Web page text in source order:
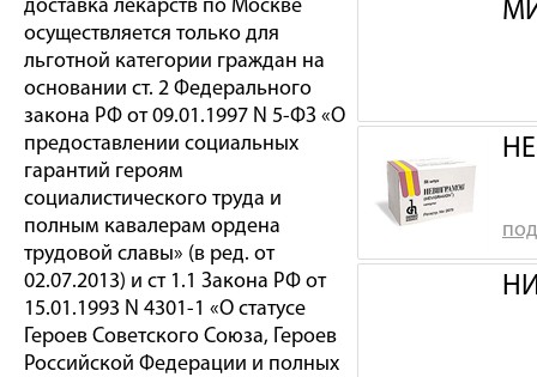
доставка лекарств по Москве
осуществляется только для
льготной категории граждан на
основании ст. 2 Федерального
закона РФ от 09.01.1997 N 5-ФЗ «О
предоставлении социальных
гарантий героям
социалистического труда и
полным кавалерам ордена
трудовой славы» (в ред. от
02.07.2013) и ст 1.1 Закона РФ от
15.01.1993 N 4301-1 «О статусе
Героев Советского Союза, Героев
Российской Федерации и полных